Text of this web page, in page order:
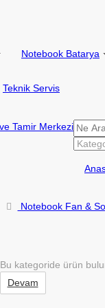
Notebook Batarya
Teknik Servis
Notebook Fan &
Bu kategoride ürün
Devam